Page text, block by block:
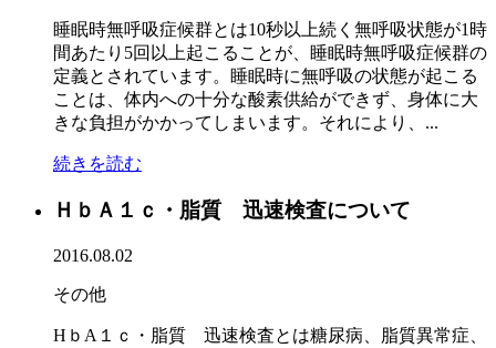
睡眠時無呼吸症候群とは10秒以上続く無呼吸状態が1時
間あたり5回以上起こることが、睡眠時無呼吸症候群の
定義とされています。睡眠時に無呼吸の状態が起こる
ことは、体内への十分な酸素供給ができず、身体に大
きな負担がかかってしまいます。それにより、...
続きを読む
ＨｂＡ１ｃ・脂質 迅速検査について
2016.08.02
その他
HｂA１ｃ・脂質 迅速検査とは糖尿病、脂質異常症、